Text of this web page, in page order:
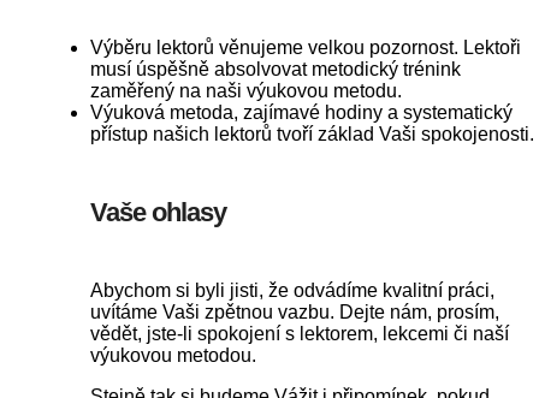
Výběru lektorů věnujeme velkou pozornost. Lektoři
musí úspěšně absolvovat metodický trénink
zaměřený na naši výukovou metodu.
Výuková metoda, zajímavé hodiny a systematický
přístup našich lektorů tvoří základ Vaši spokojenosti.
Vaše ohlasy
Abychom si byli jisti, že odvádíme kvalitní práci,
uvítáme Vaši zpětnou vazbu. Dejte nám, prosím,
vědět, jste-li spokojení s lektorem, lekcemi či naší
výukovou metodou.